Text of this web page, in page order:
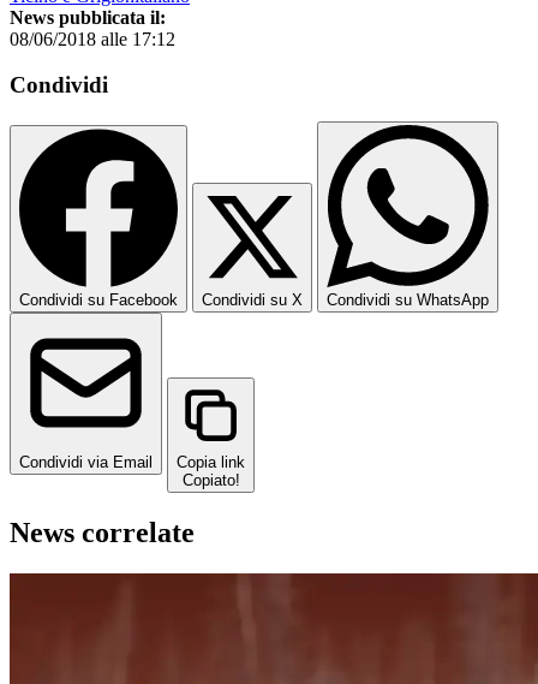
News pubblicata il:
08/06/2018 alle 17:12
Condividi
Condividi su Facebook Condividi su X Condividi su WhatsApp
Condividi via Email
Copia link
Copiato!
News correlate